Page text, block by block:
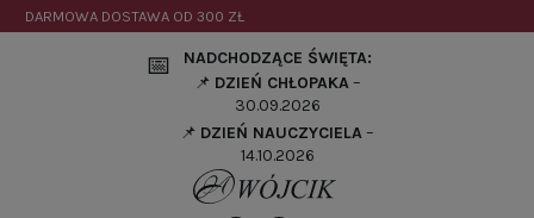
DARMOWA DOSTAWA OD 300 ZŁ
📅
NADCHODZĄCE ŚWIĘTA:
📌 DZIEŃ CHŁOPAKA–
30.09.2026
📌 DZIEŃ NAUCZYCIELA–
14.10.2026